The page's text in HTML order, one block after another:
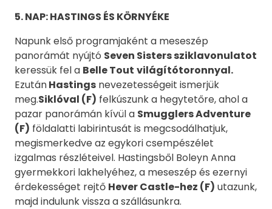
5. NAP:HASTINGS ÉS KÖRNYÉKE
Napunk első programjaként a meseszép
panorámát nyújtó Seven Sisters sziklavonulatot
keressük fel a Belle Tout világítótoronnyal.
EzutánHastings nevezetességeit ismerjük
meg.Siklóval (F) felkúszunk a hegytetőre, ahol a
pazar panorámán kívül a Smugglers Adventure
(F) földalatti labirintusát is megcsodálhatjuk,
megismerkedve az egykori csempészélet
izgalmas részléteivel. Hastingsből Boleyn Anna
gyermekkori lakhelyéhez, a meseszép és ezernyi
érdekességet rejtő Hever Castle-hez (F) utazunk,
majd indulunk vissza a szállásunkra.